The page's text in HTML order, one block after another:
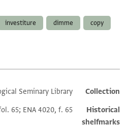
copy
dimme
investiture
Additional metadata
Collection
Seminary Library
Historical
shelfmarks
65; ENA 4020, f. 65